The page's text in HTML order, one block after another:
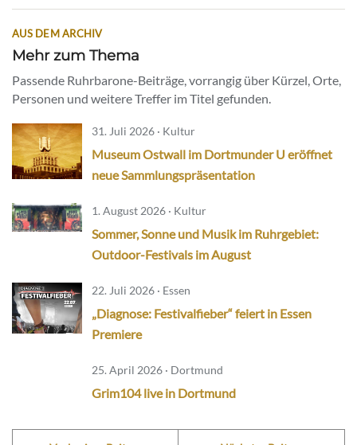
AUS DEM ARCHIV
Mehr zum Thema
Passende Ruhrbarone-Beiträge, vorrangig über Kürzel, Orte,
Personen und weitere Treffer im Titel gefunden.
31. Juli 2026 · Kultur
Museum Ostwall im Dortmunder U eröffnet
neue Sammlungspräsentation
1. August 2026 · Kultur
Sommer, Sonne und Musik im Ruhrgebiet:
Outdoor-Festivals im August
22. Juli 2026 · Essen
„Diagnose: Festivalfieber“ feiert in Essen
Premiere
25. April 2026 · Dortmund
Grim104 live in Dortmund